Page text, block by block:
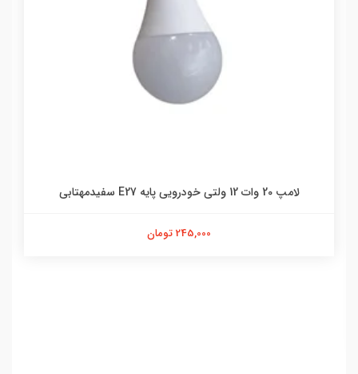
لامپ 20 وات 12 ولتی خودرویی پایه E27 سفیدمهتابی
245,000 تومان